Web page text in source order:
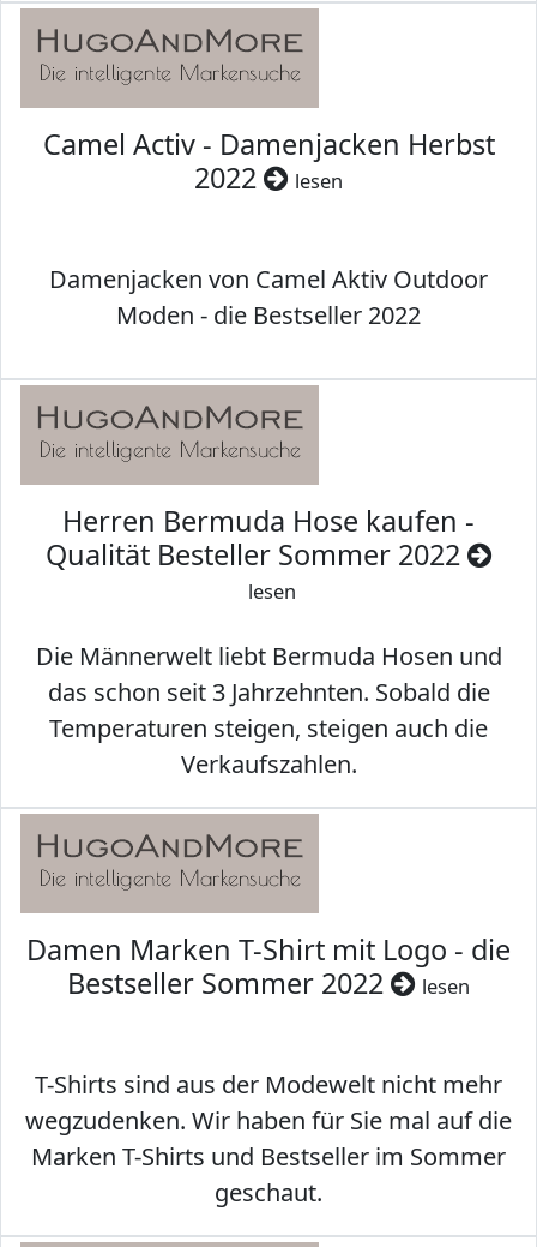
Camel Activ - Damenjacken Herbst
2022
lesen
Damenjacken von Camel Aktiv Outdoor
Moden - die Bestseller 2022
Herren Bermuda Hose kaufen -
Qualität Besteller Sommer 2022
lesen
Die Männerwelt liebt Bermuda Hosen und
das schon seit 3 Jahrzehnten. Sobald die
Temperaturen steigen, steigen auch die
Verkaufszahlen.
Damen Marken T-Shirt mit Logo - die
Bestseller Sommer 2022
lesen
T-Shirts sind aus der Modewelt nicht mehr
wegzudenken. Wir haben für Sie mal auf die
Marken T-Shirts und Bestseller im Sommer
geschaut.